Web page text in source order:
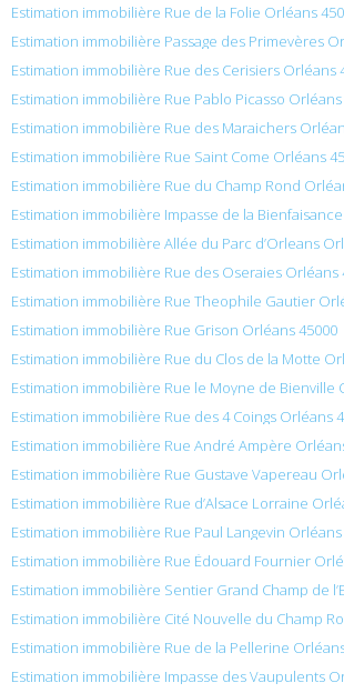
Estimation immobilière Rue de la Folie Orléans
Estimation immobilière Passage des Primevères
Estimation immobilière Rue des Cerisiers Orléans
Estimation immobilière Rue Pablo Picasso Orléans
Estimation immobilière Rue des Maraichers
Estimation immobilière Rue Saint Come Orléans
Estimation immobilière Rue du Champ Rond
Estimation immobilière Impasse de la
Estimation immobilière Allée du Parc d’Orleans
Estimation immobilière Rue des Oseraies Orléans
Estimation immobilière Rue Theophile Gautier
Estimation immobilière Rue Grison Orléans 45000
Estimation immobilière Rue du Clos de la Motte
Estimation immobilière Rue le Moyne de Bienville
Estimation immobilière Rue des 4 Coings Orléans
Estimation immobilière Rue André Ampère
Estimation immobilière Rue Gustave Vapereau
Estimation immobilière Rue d’Alsace Lorraine
Estimation immobilière Rue Paul Langevin Orléans
Estimation immobilière Rue Édouard Fournier
Estimation immobilière Sentier Grand Champ de
Estimation immobilière Cité Nouvelle du Champ
Estimation immobilière Rue de la Pellerine
Estimation immobilière Impasse des Vaupulents